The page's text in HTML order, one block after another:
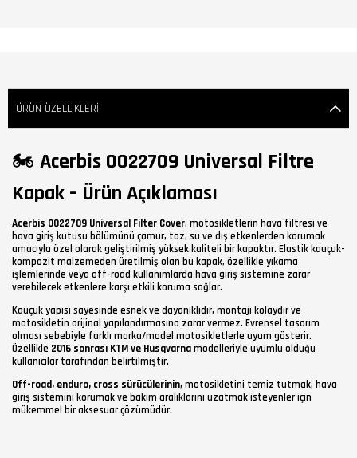
ÜRÜN ÖZELLIKLERI
🏍️ Acerbis 0022709 Universal Filtre
Kapak – Ürün Açıklaması
Acerbis 0022709 Universal Filter Cover, motosikletlerin hava filtresi ve
hava giriş kutusu bölümünü çamur, toz, su ve dış etkenlerden korumak
amacıyla özel olarak geliştirilmiş yüksek kaliteli bir kapaktır. Elastik kauçuk-
kompozit malzemeden üretilmiş olan bu kapak, özellikle yıkama
işlemlerinde veya off-road kullanımlarda hava giriş sistemine zarar
verebilecek etkenlere karşı etkili koruma sağlar.
Kauçuk yapısı sayesinde esnek ve dayanıklıdır, montajı kolaydır ve
motosikletin orijinal yapılandırmasına zarar vermez. Evrensel tasarım
olması sebebiyle farklı marka/model motosikletlerle uyum gösterir.
Özellikle 2016 sonrası KTM ve Husqvarnamodelleriyle uyumlu olduğu
kullanıcılar tarafından belirtilmiştir.
Off-road, enduro, cross sürücülerinin, motosikletini temiz tutmak, hava
giriş sistemini korumak ve bakım aralıklarını uzatmak isteyenler için
mükemmel bir aksesuar çözümüdür.